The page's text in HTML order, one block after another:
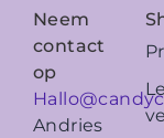
Neem
contact
op
Andries